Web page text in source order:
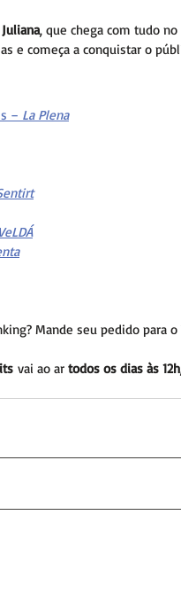
Juliana, que chega com tudo
e começa a conquistar o
– La Plena
VeLDÁ
Mande seu pedido para
vai ao ar todos os dias às